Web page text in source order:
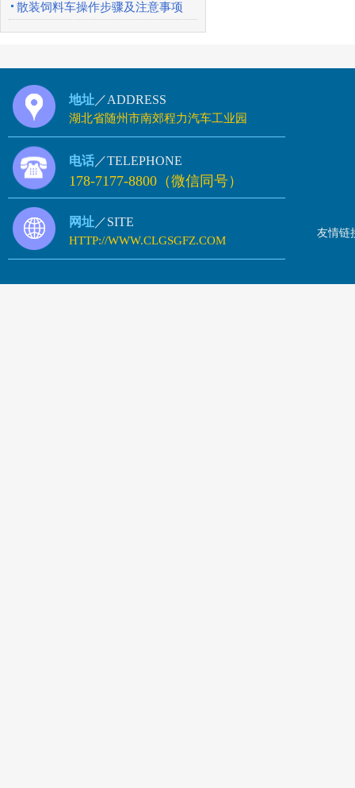
散装饲料车操作步骤及注意事项
地址 ／ADDRESS
湖北省随州市南郊程力汽车工业园
电话 ／TELEPHONE
178-7177-8800（微信同号）
网址 ／SITE
HTTP://WWW.CLGSGFZ.COM
友情链